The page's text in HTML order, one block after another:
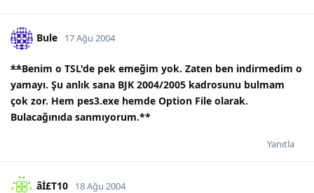
Bule 17 Ağu 2004
**Benim o TSL'de pek emeğim yok. Zaten ben indirmedim o
yamayı. Şu anlık sana BJK 2004/2005 kadrosunu bulmam
çok zor. Hem pes3.exe hemde Option File olarak.
Bulacağınıda sanmıyorum.**
Yanıtla
âİ£T10 18 Ağu 2004